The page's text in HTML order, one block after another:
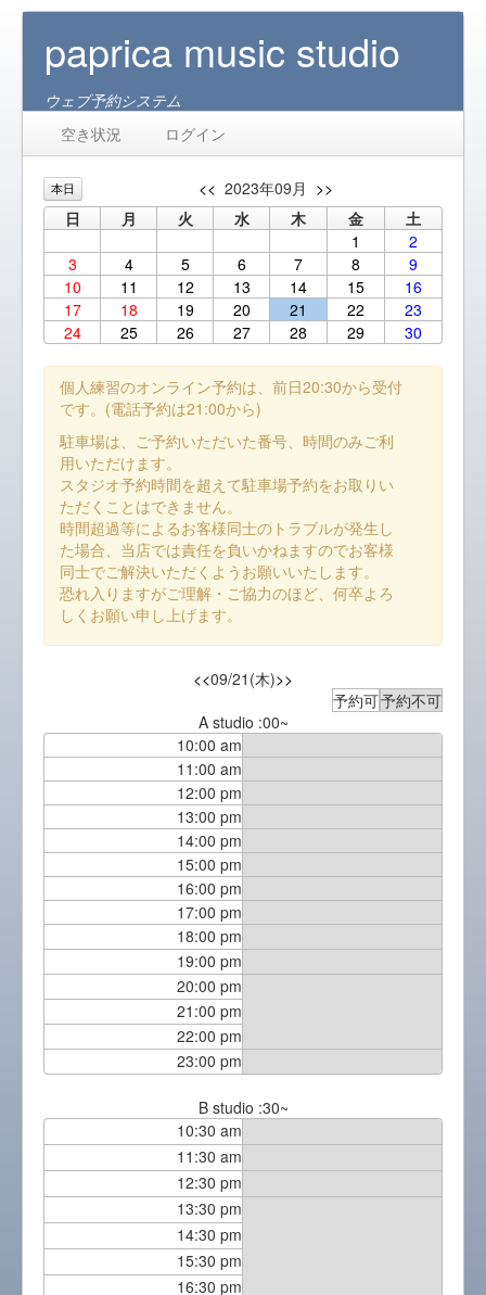
paprica music studio
ウェブ予約システム
空き状況
ログイン
本日 << 2023年09月 >>
日
月 火 水 木 金
土
1
2
3
4 5 6 7 8
9
10
11 12 13 14 15
16
17
18 19 20 21 22
23
24
25 26 27 28 29 30
個人練習のオンライン予約は、前日20:30から受付
です。(電話予約は21:00から)
駐車場は、ご予約いただいた番号、時間のみご利
用いただけます。
スタジオ予約時間を超えて駐車場予約をお取りい
ただくことはできません。
時間超過等によるお客様同士のトラブルが発生し
た場合、当店では責任を負いかねますのでお客様
同士でご解決いただくようお願いいたします。
恐れ入りますがご理解・ご協力のほど、何卒よろ
しくお願い申し上げます。
<<09/21(木)>>
予約可予約不可
A studio :00~
10:00 am
11:00 am
12:00 pm
13:00 pm
14:00 pm
15:00 pm
16:00 pm
17:00 pm
18:00 pm
19:00 pm
20:00 pm
21:00 pm
22:00 pm
23:00 pm
B studio :30~
10:30 am
11:30 am
12:30 pm
13:30 pm
14:30 pm
15:30 pm
16:30 pm